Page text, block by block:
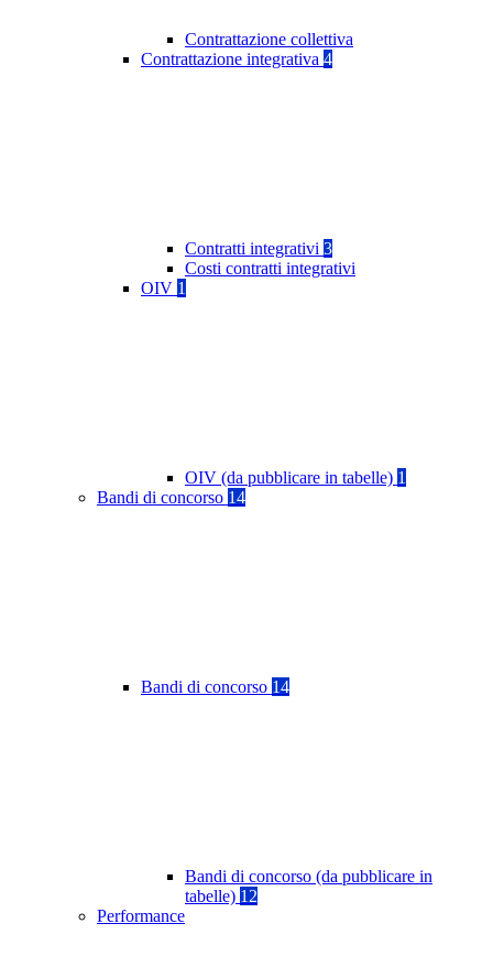
Contrattazione collettiva
Contrattazione integrativa 4
Contratti integrativi 3
Costi contratti integrativi
OIV 1
OIV (da pubblicare in tabelle) 1
Bandi di concorso 14
Bandi di concorso 14
Bandi di concorso (da pubblicare in
tabelle) 12
Performance